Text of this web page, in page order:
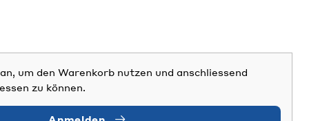
um den Warenkorb nutzen und anschliessend
zu können.